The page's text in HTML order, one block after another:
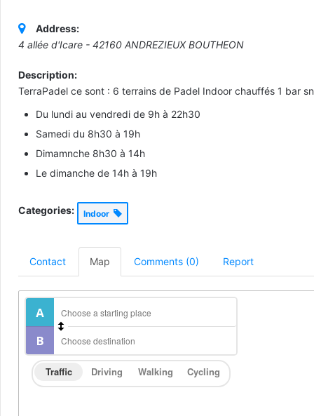
Address:
4 allée d'Icare - 42160 ANDREZIEUX BOUTHEON
Description:
TerraPadel ce sont : 6 terrains de Padel Indoor chauffés 1 bar
Du lundi au vendredi de 9h à 22h30
Samedi du 8h30 à 19h
Dimamnche 8h30 à 14h
Le dimanche de 14h à 19h
Categories: Indoor
Contact Map Comments (0) Report
Traffic Driving Walking Cycling